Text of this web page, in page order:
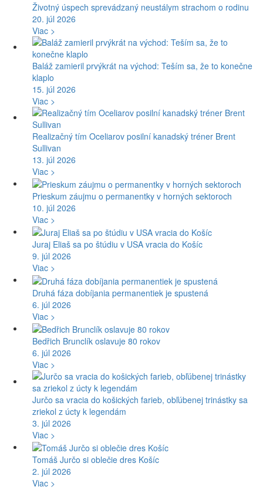
Životný úspech sprevádzaný neustálym strachom o rodinu
20. júl 2026
Viac >
Baláž zamieril prvýkrát na východ: Teším sa, že to konečne
klaplo
15. júl 2026
Viac >
Realizačný tím Oceliarov posilní kanadský tréner Brent
Sullivan
13. júl 2026
Viac >
Prieskum záujmu o permanentky v horných sektoroch
10. júl 2026
Viac >
Juraj Eliaš sa po štúdiu v USA vracia do Košíc
9. júl 2026
Viac >
Druhá fáza dobíjania permanentiek je spustená
6. júl 2026
Viac >
Bedřich Brunclík oslavuje 80 rokov
6. júl 2026
Viac >
Jurčo sa vracia do košických farieb, obľúbenej trinástky sa
zriekol z úcty k legendám
3. júl 2026
Viac >
Tomáš Jurčo si oblečie dres Košíc
2. júl 2026
Viac >